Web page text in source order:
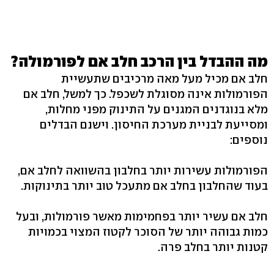
מה ההבדל בין הרכב חלב אם לפורמולה?
חלב אם מכיל מעל מאה מרכיבים שתעשיית
הפורמולות אינה מסוגלת לשכפל. כך למשל, חלב אם
מלא בנוגדנים המגנים על התינוק מפני מחלות,
ומסייעת לבניית מערכת החיסון. וישנם הבדלים
נוספים:
הפורמולות עשירות יותר בחלבון בהשוואה לחלב אם,
בעוד שהחלבון בחלב אם מתעכל טוב יותר בתינוקות.
חלב אם עשיר יותר בפחמימות מאשר פורמולות, ובעל
כמות גבוהה יותר של הסוכר לקטוז המצוי בכמויות
קטנות יותר בחלב פרה.